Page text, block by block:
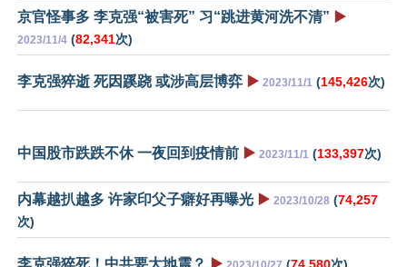
京官怪事多 李克强“被害死” 习“跳进黄河洗不清” ▶️
2023/11/4 (82,341次)
李克强猝逝 死因蹊跷 或涉高层博弈 ▶️ 2023/11/1 (145,426次)
中国股市跌跌不休 一夜回到疫情前 ▶️ 2023/11/1 (133,397次)
内幕越扒越多 许家印父子癖好再曝光 ▶️ 2023/10/28 (74,257
次)
李克强猝死！中共要大地震？ ▶️ (74,580次)